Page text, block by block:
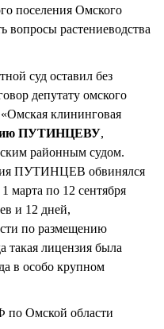
поселения Омского
растениеводства
суд оставил без
депутату омского
клининговая
ПУТИНЦЕВУ,
районным судом.
ПУТИНЦЕВ обвинялся
марта по 12 сентября
и 12 дней,
по размещению
такая лицензия была
в особо крупном
Омской области